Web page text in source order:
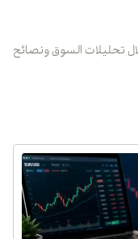
تحليلات السوق ونصائح